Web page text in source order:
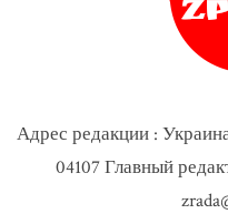
Адрес редакции :
04107 Главный